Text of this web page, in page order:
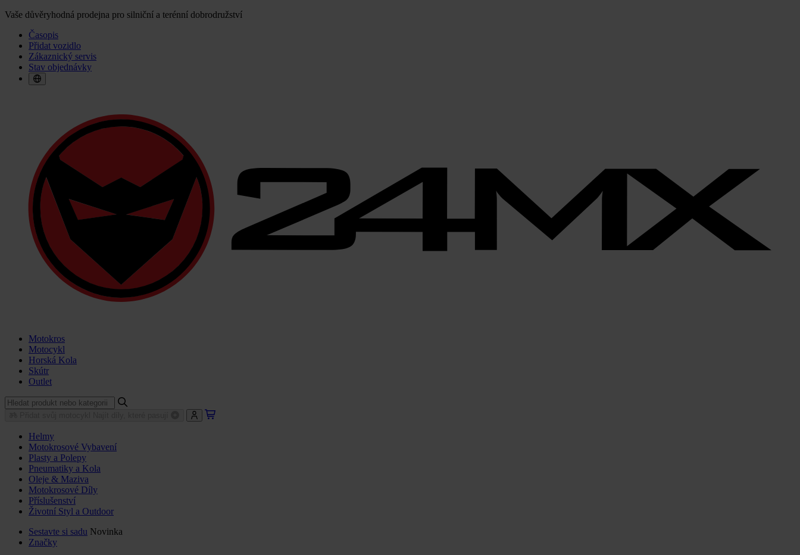
Vaše důvěryhodná prodejna pro silniční a terénní dobrodružství
Časopis
Přidat vozidlo
Zákaznický servis
Stav objednávky
Motokros
Motocykl
Horská Kola
Skútr
Outlet
Helmy
Motokrosové Vybavení
Plasty a Polepy
Pneumatiky a Kola
Oleje & Maziva
Motokrosové Díly
Příslušenství
Životní Styl a Outdoor
Sestavte si sadu Novinka
Značky